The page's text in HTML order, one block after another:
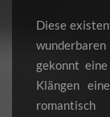
Diese
gekonnt
Klängen